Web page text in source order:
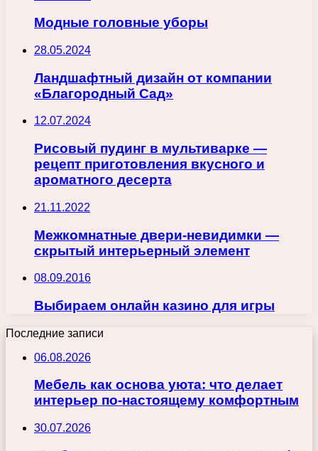
Модные головные уборы
28.05.2024
Ландшафтный дизайн от компании
«Благородный Сад»
12.07.2024
Рисовый пудинг в мультиварке —
рецепт приготовления вкусного и
ароматного десерта
21.11.2022
Межкомнатные двери-невидимки —
скрытый интерьерный элемент
08.09.2016
Выбираем онлайн казино для игры
Последние записи
06.08.2026
Мебель как основа уюта: что делает
интерьер по-настоящему комфортным
30.07.2026